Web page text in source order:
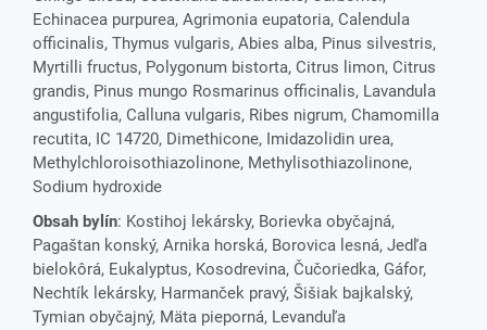
Echinacea purpurea, Agrimonia eupatoria, Calendula
officinalis, Thymus vulgaris, Abies alba, Pinus silvestris,
Myrtilli fructus, Polygonum bistorta, Citrus limon, Citrus
grandis, Pinus mungo Rosmarinus officinalis, Lavandula
angustifolia, Calluna vulgaris, Ribes nigrum, Chamomilla
recutita, IC 14720, Dimethicone, Imidazolidin urea,
Methylchloroisothiazolinone, Methylisothiazolinone,
Sodium hydroxide
Obsah bylín: Kostihoj lekársky, Borievka obyčajná,
Pagaštan konský, Arnika horská, Borovica lesná, Jedľa
bielokôrá, Eukalyptus, Kosodrevina, Čučoriedka, Gáfor,
Nechtík lekársky, Harmanček pravý, Šišiak bajkalský,
Tymian obyčajný, Mäta pieporná, Levanduľa